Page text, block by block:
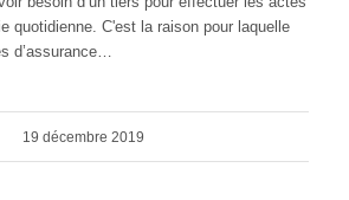
quotidienne. C'est la raison pour laquelle
d’assurance…
19 décembre 2019